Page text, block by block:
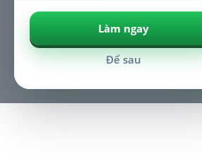
Làm ngay
Để sau